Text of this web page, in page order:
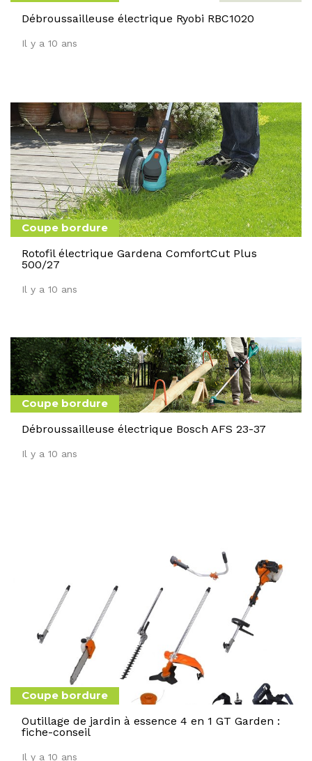
Débroussailleuse électrique Ryobi RBC1020
Il y a 10 ans
Coupe bordure
Rotofil électrique Gardena ComfortCut Plus
500/27
Il y a 10 ans
Coupe bordure
Débroussailleuse électrique Bosch AFS 23-37
Il y a 10 ans
Coupe bordure
Outillage de jardin à essence 4 en 1 GT Garden :
fiche-conseil
Il y a 10 ans